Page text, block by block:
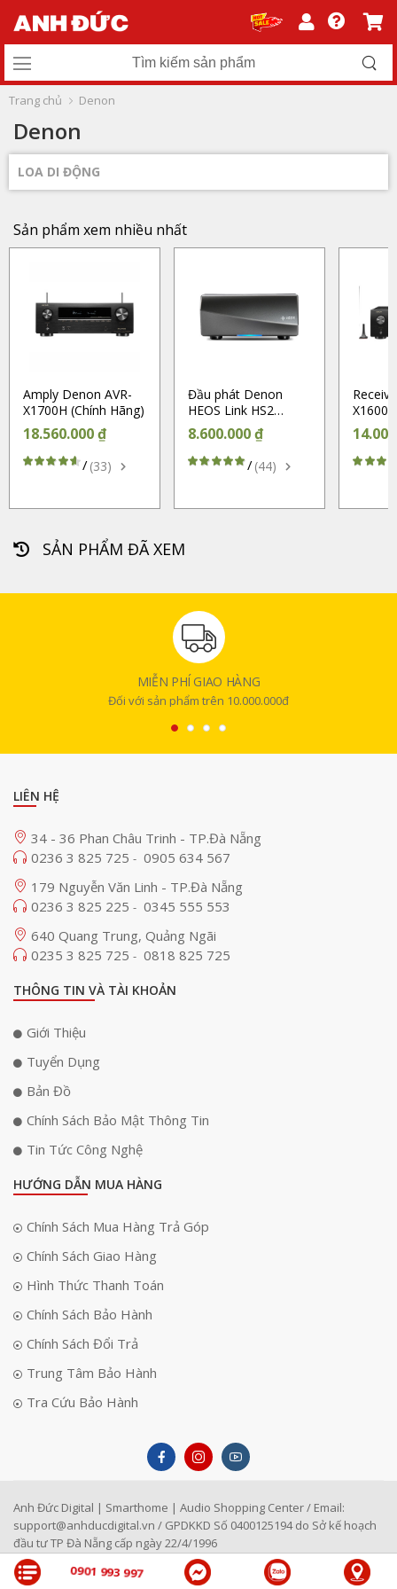
Trang chủ Denon
Denon
LOA DI ĐỘNG
Sản phẩm xem nhiều nhất
Amply Denon AVR-
X1700H (Chính Hãng)
18.560.000 ₫
/(33)
Đầu phát Denon
HEOS Link HS2
(Chính Hãng)
8.600.000 ₫
/(44)
(Chính
SẢN PHẨM ĐÃ XEM
MIỄN PHÍ GIAO HÀNG
Đối với sản phẩm trên 10.000.000đ
0901 993 997
LIÊN HỆ
34 - 36 Phan Châu Trinh - TP.Đà Nẵng
0236 3 825 725 - 0905 634 567
179 Nguyễn Văn Linh - TP.Đà Nẵng
0236 3 825 225 - 0345 555 553
640 Quang Trung, Quảng Ngãi
0235 3 825 725 - 0818 825 725
THÔNG TIN VÀ TÀI KHOẢN
Giới Thiệu
Tuyển Dụng
Bản Đồ
Chính Sách Bảo Mật Thông Tin
Tin Tức Công Nghệ
HƯỚNG DẪN MUA HÀNG
Chính Sách Mua Hàng Trả Góp
Chính Sách Giao Hàng
Hình Thức Thanh Toán
Chính Sách Bảo Hành
Chính Sách Đổi Trả
Trung Tâm Bảo Hành
Tra Cứu Bảo Hành
Anh Đức Digital | Smarthome | Audio Shopping Center / Email:
support@anhducdigital.vn / GPDKKD Số 0400125194 do Sở kế hoạch
đầu tư TP Đà Nẵng cấp ngày 22/4/1996